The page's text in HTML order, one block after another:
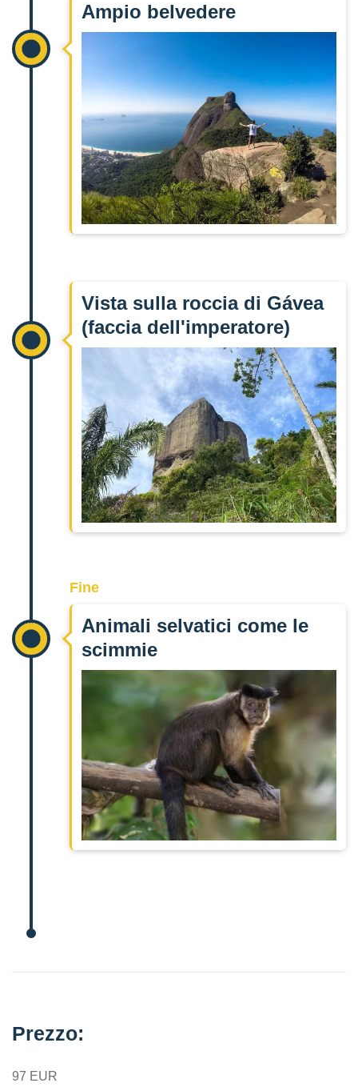
Ampio belvedere
Vista sulla roccia di Gávea
(faccia dell'imperatore)
Fine
Animali selvatici come le
scimmie
Prezzo:
97 EUR